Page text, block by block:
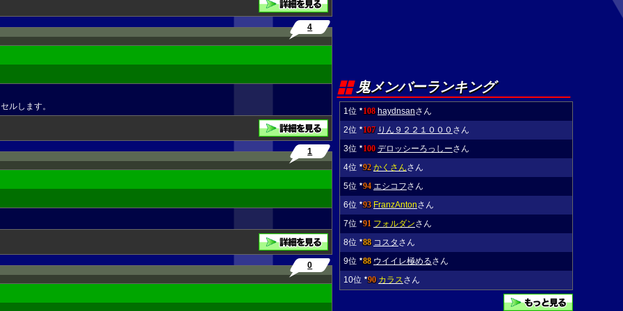
4
ルします。
1
0
鬼メンバーランキング
1位 ★108 haydnsanさん
2位
★107 りん９２２１０００ さん
3位
★100 デロッシーろっしーさん
4位
★92 かくさんさん
5位
★94 エシコフさん
6位
★93 FranzAntonさん
7位
★91 フォルダンさん
8位
★88 コスタ さん
9位
★88 ウイイレ極めるさん
10位
★90 カラスさん